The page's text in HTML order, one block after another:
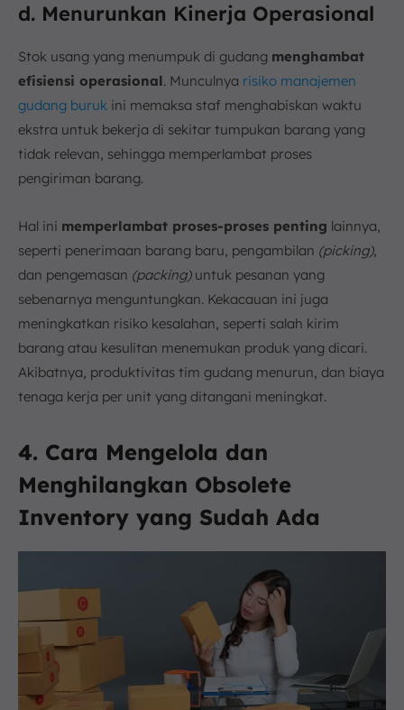
d. Menurunkan Kinerja Operasional
Stok usang yang menumpuk di gudang menghambat
efisiensi operasional. Munculnya risiko manajemen
gudang buruk ini memaksa staf menghabiskan waktu
ekstra untuk bekerja di sekitar tumpukan barang yang
tidak relevan, sehingga memperlambat proses
pengiriman barang.
Hal ini memperlambat proses-proses penting lainnya,
seperti penerimaan barang baru, pengambilan (picking),
dan pengemasan (packing)untuk pesanan yang
sebenarnya menguntungkan. Kekacauan ini juga
meningkatkan risiko kesalahan, seperti salah kirim
barang atau kesulitan menemukan produk yang dicari.
Akibatnya, produktivitas tim gudang menurun, dan biaya
tenaga kerja per unit yang ditangani meningkat.
4. Cara Mengelola dan
Menghilangkan Obsolete
Inventory yang Sudah Ada